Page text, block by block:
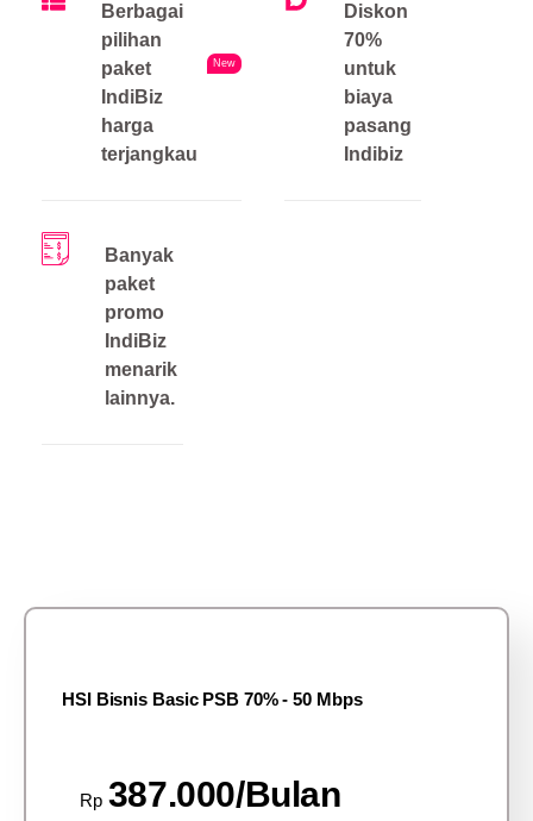
Berbagai
pilihan
paket
IndiBiz
harga
terjangkau
New
Diskon
70%
untuk
biaya
pasang
Indibiz
Banyak
paket
promo
IndiBiz
menarik
lainnya.
HSI Bisnis Basic PSB 70% - 50 Mbps
Rp 387.000/Bulan